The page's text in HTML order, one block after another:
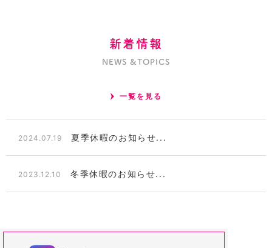
新着情報
NEWS &TOPICS
一覧を見る
2024.07.19 夏季休暇のお知らせ...
2023.12.10 冬季休暇のお知らせ...